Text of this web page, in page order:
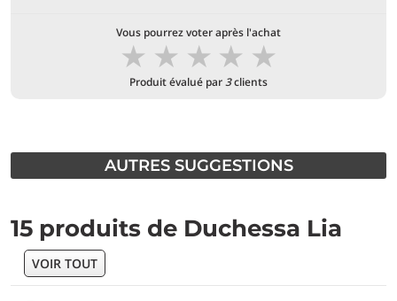
Vous pourrez voter après l'achat
★
★
★
★
★
Produit évalué par3clients
AUTRES SUGGESTIONS
15 produits de Duchessa Lia
VOIR TOUT